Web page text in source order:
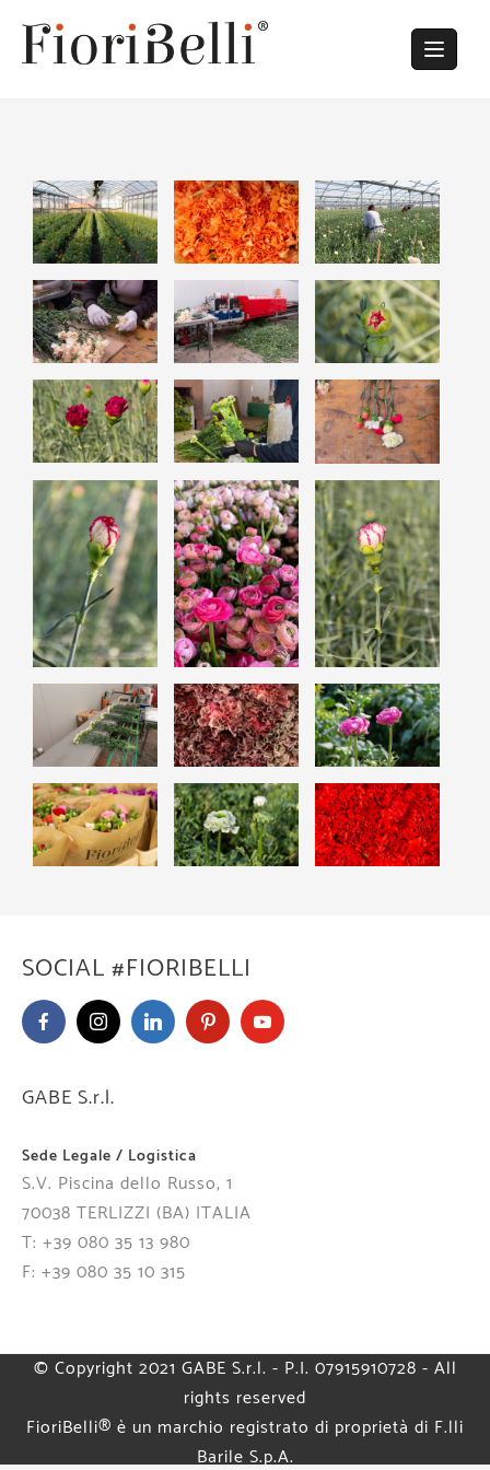
SOCIAL #FIORIBELLI
GABE S.r.l.
Sede Legale / Logistica
S.V. Piscina dello Russo, 1
70038 TERLIZZI (BA) ITALIA
T: +39 080 35 13 980
F: +39 080 35 10 315
© Copyright 2021 GABE S.r.l. - P.I. 07915910728 - All
rights reserved
FioriBelli® è un marchio registrato di proprietà di F.lli
Barile S.p.A.